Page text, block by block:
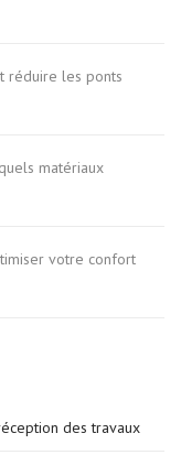
réduire les ponts
matériaux
votre confort
des travaux